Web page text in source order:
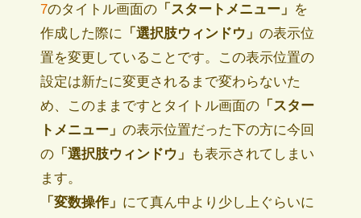
7のタイトル画面の 「スタートメニュー」 を
作成した際に
「選択肢ウィンドウ」 の表示位
置を変更していることです。この表示位置の
設定は新たに変更されるまで変わらないた
め、このままですとタイトル画面の 「スター
トメニュー」 の表示位置だった下の方に今回
の 「選択肢ウィンドウ」
も表示されてしまい
ます。
「変数操作」 にて真ん中より少し上ぐらいに